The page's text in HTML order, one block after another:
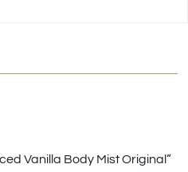
Vanilla Body Mist Original”